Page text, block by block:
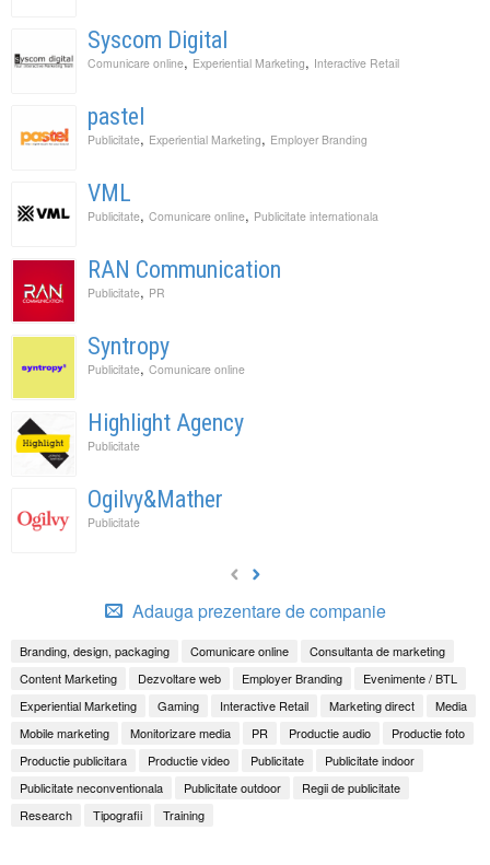
Syscom Digital
Comunicare online, Experiential Marketing, Interactive Retail
pastel
Publicitate, Experiential Marketing, Employer Branding
VML
Publicitate, Comunicare online, Publicitate internationala
RAN Communication
Publicitate, PR
Syntropy
Publicitate, Comunicare online
Highlight Agency
Publicitate
Ogilvy&Mather
Publicitate
Adauga prezentare de companie
Branding, design, packaging Comunicare online
Consultanta de marketing
Content Marketing
Dezvoltare web Employer Branding
Evenimente / BTL
Experiential Marketing
Gaming Interactive Retail Marketing direct
Media
Mobile marketing
Monitorizare media PR Productie audio
Productie foto
Productie publicitara
Productie video Publicitate
Publicitate indoor
Publicitate neconventionala
Publicitate outdoor
Regii de publicitate
Research
Tipografii Training